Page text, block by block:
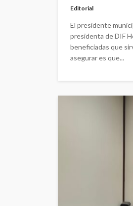
Editorial
El presidente
presidenta de DIF
beneficiadas que
asegurar es que...